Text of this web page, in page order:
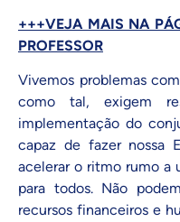
+++VEJA MAIS NA
PROFESSOR
Vivemos problemas
como tal, exigem
implementação do
capaz de fazer nossa
acelerar o ritmo rumo a
para todos. Não
recursos financeiros e